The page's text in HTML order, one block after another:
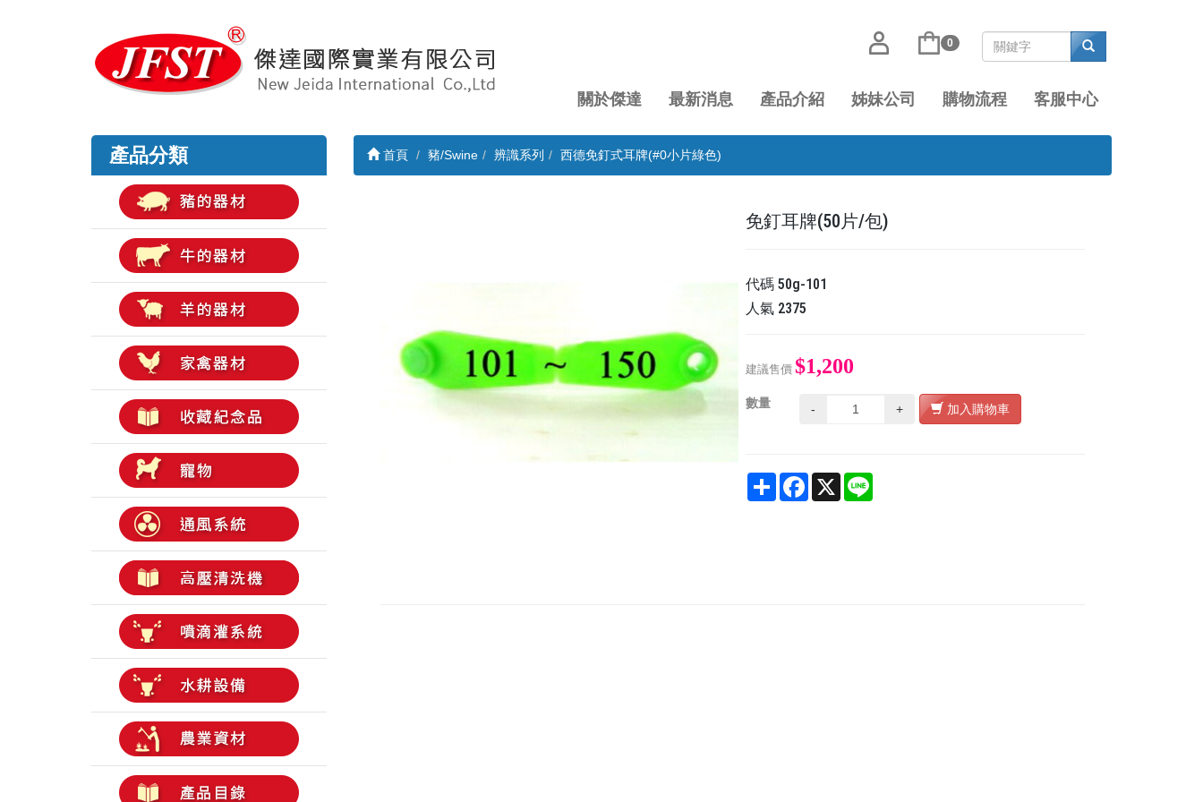
0
關於傑達 最新消息 產品介紹 姊妹公司 購物流程 客服中心
產品分類 首頁 豬/Swine 辨識系列 西德免釘式耳牌(#0小片綠色)
免釘耳牌(50片/包)
代碼50g-101
人氣 2375
建議售價 $1,200
數量 - + 加入購物車
Share Facebook
X